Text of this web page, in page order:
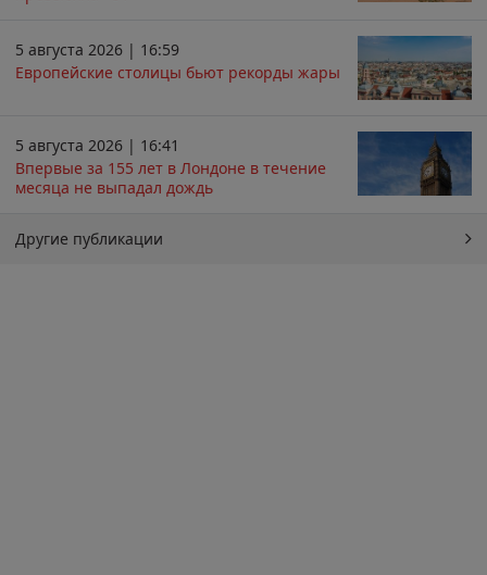
5 августа 2026 | 16:59
Европейские столицы бьют рекорды жары
5 августа 2026 | 16:41
Впервые за 155 лет в Лондоне в течение
месяца не выпадал дождь
Другие публикации